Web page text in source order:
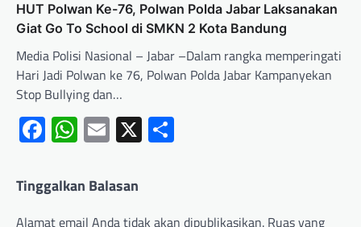
HUT Polwan Ke-76, Polwan Polda Jabar Laksanakan
Giat Go To School di SMKN 2 Kota Bandung
Media Polisi Nasional – Jabar –Dalam rangka memperingati
Hari Jadi Polwan ke 76, Polwan Polda Jabar Kampanyekan
Stop Bullying dan…
Facebook
WhatsApp
Email
X
Tinggalkan Balasan
Alamat email Anda tidak akan dipublikasikan. Ruas yang